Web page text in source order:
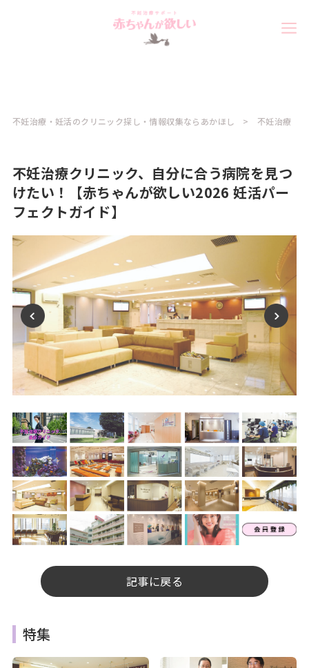
不妊治療・妊活のクリニック探し・情報収集ならあかほし 不妊治療
不妊治療クリニック、自分に合う病院を見つ
けたい！【赤ちゃんが欲しい2026 妊活パー
フェクトガイド】
記事に戻る
特集